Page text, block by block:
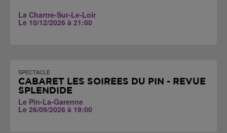
La Chartre-Sur-Le-Loir
Le 10/12/2026 à 21:00
SPECTACLE
CABARET LES SOIRÉES DU PIN - REVUE
SPLENDIDE
Le Pin-La-Garenne
Le 26/09/2026 à 19:00